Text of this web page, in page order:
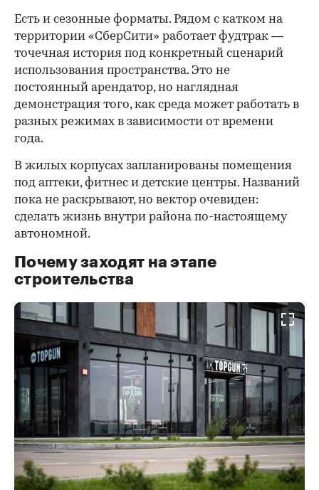
Есть и сезонные форматы. Рядом с катком на
территории «СберСити» работает фудтрак —
точечная история под конкретный сценарий
использования пространства. Это не
постоянный арендатор, но наглядная
демонстрация того, как среда может работать в
разных режимах в зависимости от времени
года.
В жилых корпусах запланированы помещения
под аптеки, фитнес и детские центры. Названий
пока не раскрывают, но вектор очевиден:
сделать жизнь внутри района по-настоящему
автономной.
Почему заходят на этапе
строительства